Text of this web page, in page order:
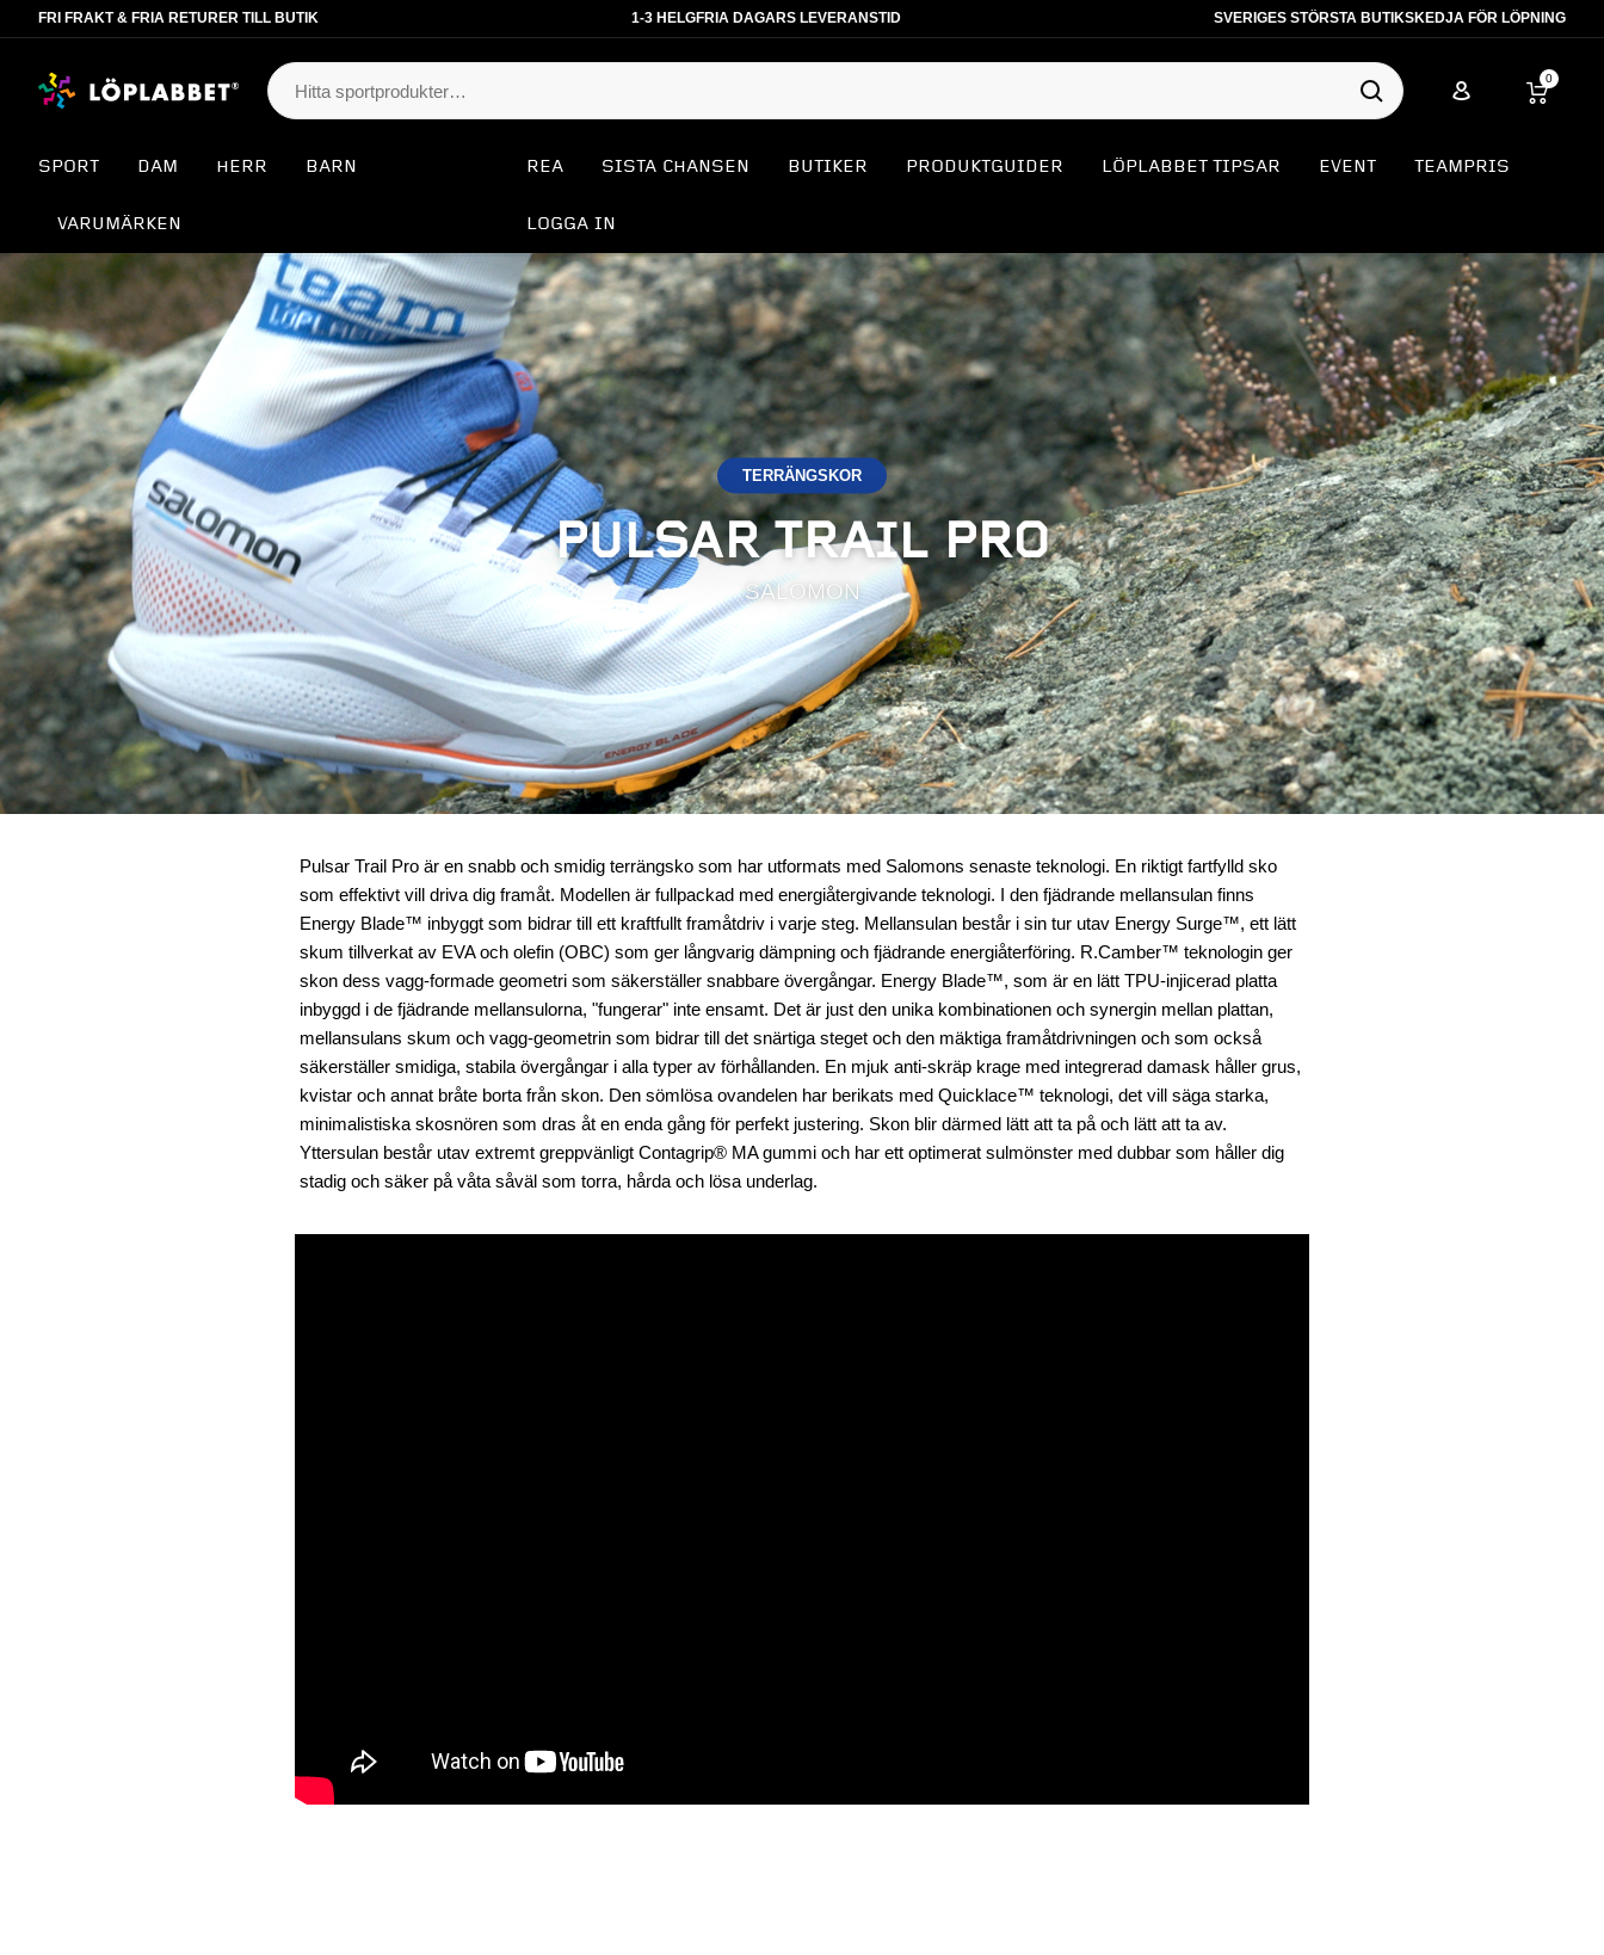
FRI FRAKT & FRIA RETURER TILL BUTIK 1-3 HELGFRIA DAGARS LEVERANSTID SVERIGES STÖRSTA BUTIKSKEDJA FÖR LÖPNING
0
SPORT DAM HERR BARN
VARUMÄRKEN
REA SISTA CHANSEN BUTIKER PRODUKTGUIDER LÖPLABBET TIPSAR EVENT TEAMPRIS
LOGGA IN
TERRÄNGSKOR
PULSAR TRAIL PRO
SALOMON
Pulsar Trail Pro är en snabb och smidig terrängsko som har utformats med Salomons senaste teknologi. En riktigt fartfylld sko
som effektivt vill driva dig framåt. Modellen är fullpackad med energiåtergivande teknologi. I den fjädrande mellansulan finns
Energy Blade™ inbyggt som bidrar till ett kraftfullt framåtdriv i varje steg. Mellansulan består i sin tur utav Energy Surge™, ett lätt
skum tillverkat av EVA och olefin (OBC) som ger långvarig dämpning och fjädrande energiåterföring. R.Camber™ teknologin ger
skon dess vagg-formade geometri som säkerställer snabbare övergångar. Energy Blade™, som är en lätt TPU-injicerad platta
inbyggd i de fjädrande mellansulorna, "fungerar" inte ensamt. Det är just den unika kombinationen och synergin mellan plattan,
mellansulans skum och vagg-geometrin som bidrar till det snärtiga steget och den mäktiga framåtdrivningen och som också
säkerställer smidiga, stabila övergångar i alla typer av förhållanden. En mjuk anti-skräp krage med integrerad damask håller grus,
kvistar och annat bråte borta från skon. Den sömlösa ovandelen har berikats med Quicklace™ teknologi, det vill säga starka,
minimalistiska skosnören som dras åt en enda gång för perfekt justering. Skon blir därmed lätt att ta på och lätt att ta av.
Yttersulan består utav extremt greppvänligt Contagrip® MA gummi och har ett optimerat sulmönster med dubbar som håller dig
stadig och säker på våta såväl som torra, hårda och lösa underlag.